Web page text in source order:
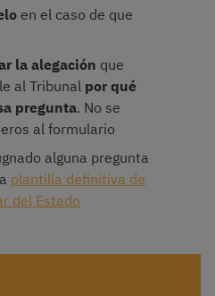
en el caso de que
la alegación que
al Tribunal por qué
pregunta. No se
al formulario
alguna pregunta
plantilla definitiva de
del Estado